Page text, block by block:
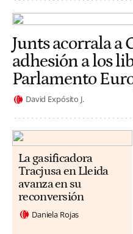
Junts acorrala a
adhesión a los
Parlamento
David Expósito J.
La gasificadora
Tracjusa en Lleida
avanza en su
reconversión
Daniela Rojas